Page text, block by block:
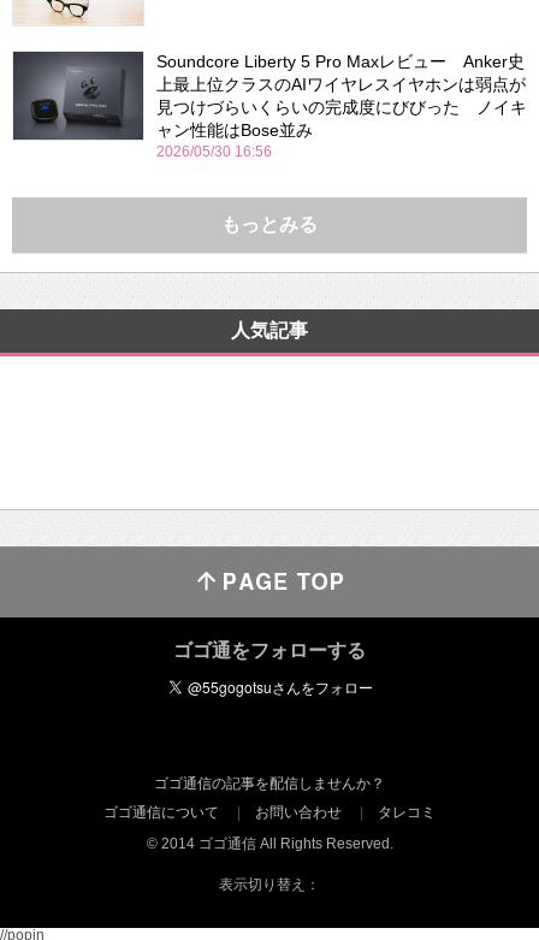
Soundcore Liberty 5 Pro Maxレビュー Anker史
上最上位クラスのAIワイヤレスイヤホンは弱点が
見つけづらいくらいの完成度にびびった ノイキ
ャン性能はBose並み
2026/05/30 16:56
もっとみる
人気記事
ゴゴ通をフォローする
ゴゴ通信の記事を配信しませんか？
ゴゴ通信について
お問い合わせ
タレコミ
© 2014 ゴゴ通信 All Rights Reserved.
表示切り替え：
//popin